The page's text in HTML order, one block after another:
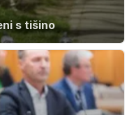
s tišino